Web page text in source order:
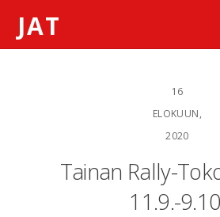
JAT
16
ELOKUUN,
2020
Tainan Rally-
11.9.-